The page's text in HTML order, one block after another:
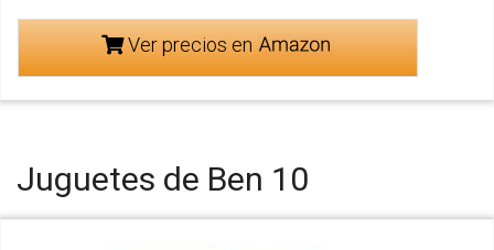
Ver precios en
Juguetes de Ben 10